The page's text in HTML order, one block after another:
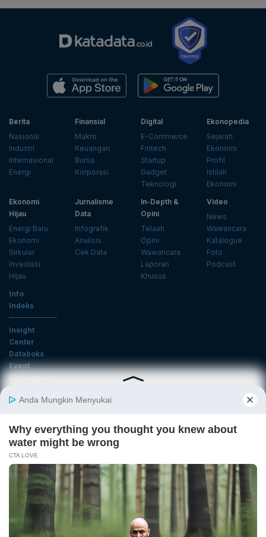
Berita
Nasional
Industri
Internasional
Energi
Finansial
Makro
Keuangan
Bursa
Korporasi
Digital
E-Commerce
Fintech
Startup
Gadget
Teknologi
Ekonopedia
Sejarah
Ekonomi
Profil
Istilah
Ekonomi
Ekonomi
Hijau
Energi Baru
Ekonomi
Sirkular
Investasi
Hijau
Jurnalisme
Data
Infografik
Analisis
Cek Data
In-Depth &
Opini
Telaah
Opini
Wawancara
Laporan
Khusus
Video
News
Wawancara
Katalogue
Foto
Podcast
Info
Indeks
Insight
Center
Databoks
Event
KatadataOto
Email
Daftar
Tentang Katadata
Pedoman Media Siber
Kebijakan Privasi
Disclaimer
Hubungi Kami